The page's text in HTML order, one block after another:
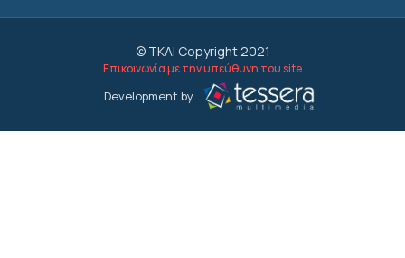
© ΤΚΑΙ Copyright 2021
Επικοινωνία με την υπεύθυνη του site
Development by